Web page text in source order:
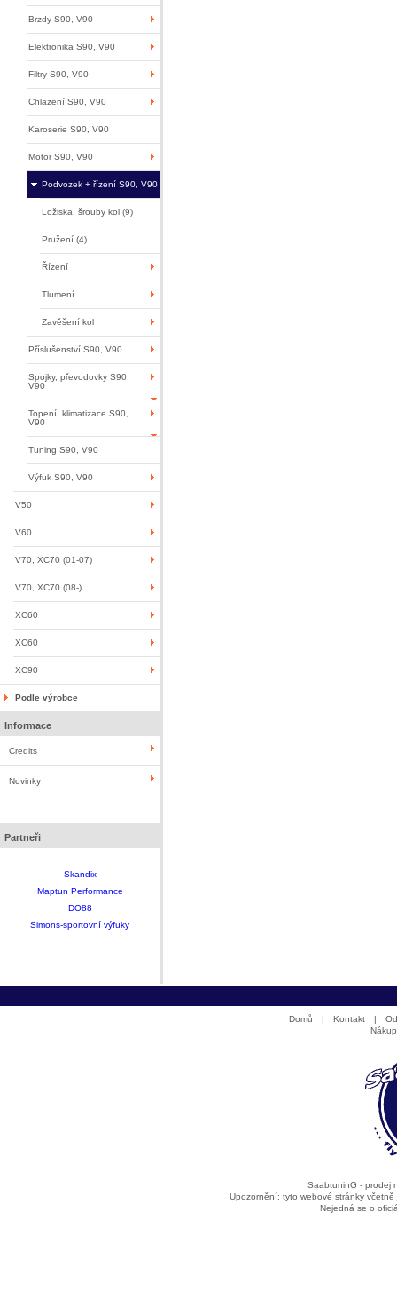
Brzdy S90, V90
Elektronika S90, V90
Filtry S90, V90
Chlazení S90, V90
Karoserie S90, V90
Motor S90, V90
Podvozek + řízení S90, V90
Ložiska, šrouby kol (9)
Pružení (4)
Řízení
Tlumení
Zavěšení kol
Příslušenství S90, V90
Spojky, převodovky S90,
V90
Topení, klimatizace S90,
V90
Tuning S90, V90
Výfuk S90, V90
V50
V60
V70, XC70 (01-07)
V70, XC70 (08-)
XC60
XC60
XC90
Podle výrobce
Informace
Credits
Novinky
Partneři
Skandix
Maptun Performance
DO88
Simons-sportovní výfuky
Domů | Kontakt |
SaabtuninG - prodej
Upozornění: tyto webové stránky
Nejedná se o